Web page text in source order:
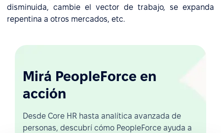
disminuida, cambie el vector de trabajo, se expanda
repentina a otros mercados, etc.
Mirá PeopleForce en
acción
Desde Core HR hasta analítica avanzada de
personas, descubrí cómo PeopleForce ayuda a